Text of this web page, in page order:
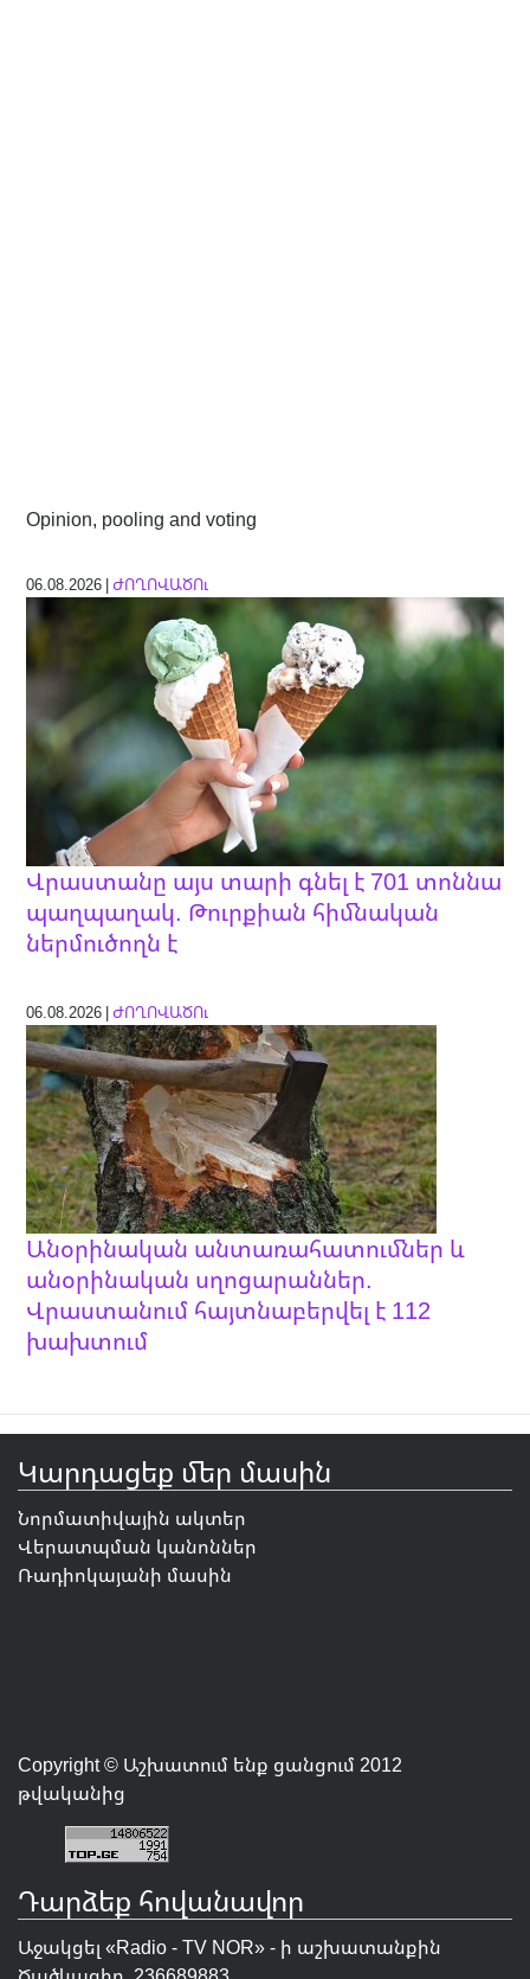
Opinion, pooling and voting
06.08.2026 |ԺՈՂՈՎԱԾՈւ
Վրաստանը այս տարի գնել է 701 տոննա
պաղպաղակ. Թուրքիան հիմնական
ներմուծողն է
06.08.2026 |ԺՈՂՈՎԱԾՈւ
Անօրինական անտառահատումներ և
անօրինական սղոցարաններ.
Վրաստանում հայտնաբերվել է 112
խախտում
Կարդացեք մեր մասին
Նորմատիվային ակտեր
Վերատպման կանոններ
Ռադիոկայանի մասին
Copyright © Աշխատում ենք ցանցում 2012
թվականից
Դարձեք հովանավոր
Աջակցել «Radio - TV NOR» - ի աշխատանքին